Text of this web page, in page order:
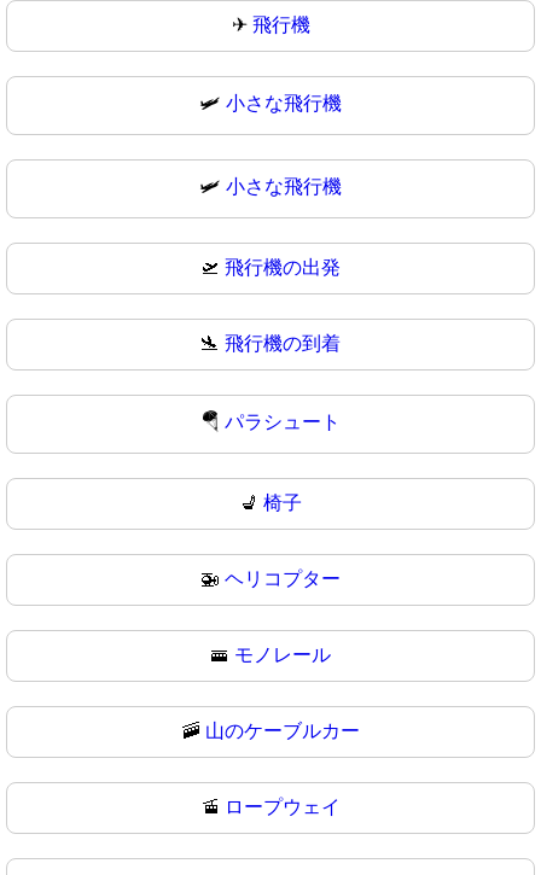
✈ 飛行機
🛩️ 小さな飛行機
🛩 小さな飛行機
🛫 飛行機の出発
🛬 飛行機の到着
🪂 パラシュート
💺 椅子
🚁 ヘリコプター
🚟 モノレール
🚠 山のケーブルカー
🚡 ロープウェイ